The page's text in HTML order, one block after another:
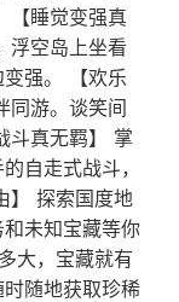
【睡觉变强真
浮空岛上坐看
强。 【欢乐
同游。谈笑间
斗真无羁】 掌
自走式战斗，
】 探索国度地
未知宝藏等你
大，宝藏就有
随地获取珍稀